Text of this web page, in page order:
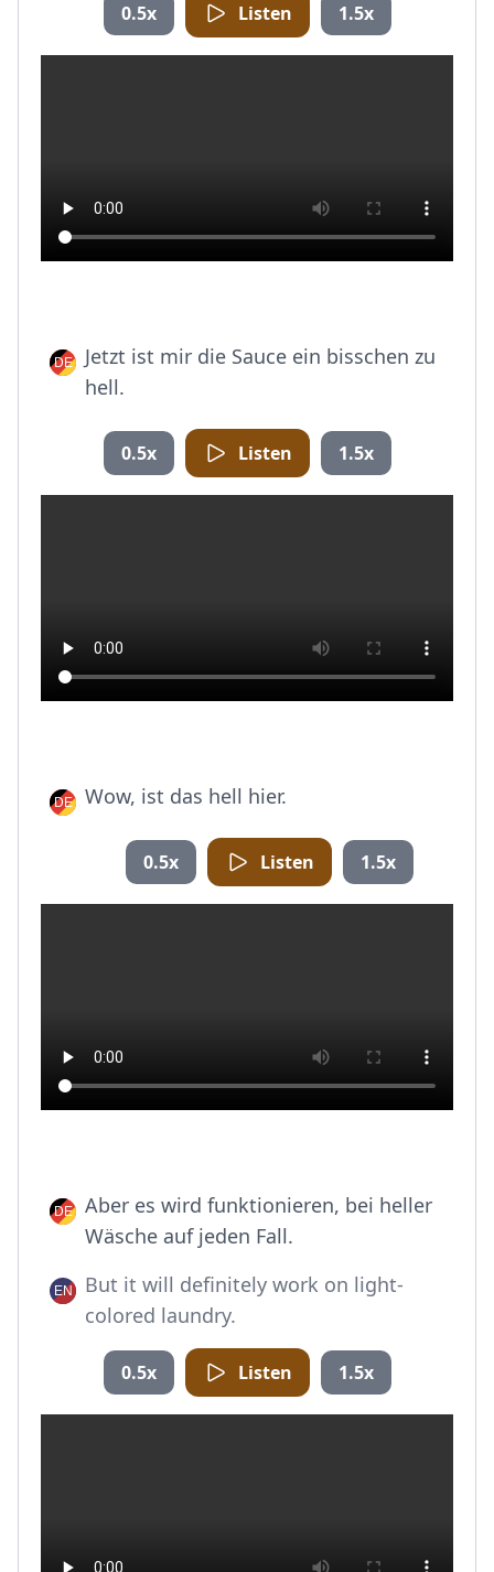
0.5x Listen 1.5x
Jetzt ist mir die Sauce ein bisschen zu
hell.
0.5x Listen 1.5x
Wow, ist das hell hier.
0.5x Listen 1.5x
Aber es wird funktionieren, bei heller
Wäsche auf jeden Fall.
But it will definitely work on light-
colored laundry.
0.5x Listen 1.5x